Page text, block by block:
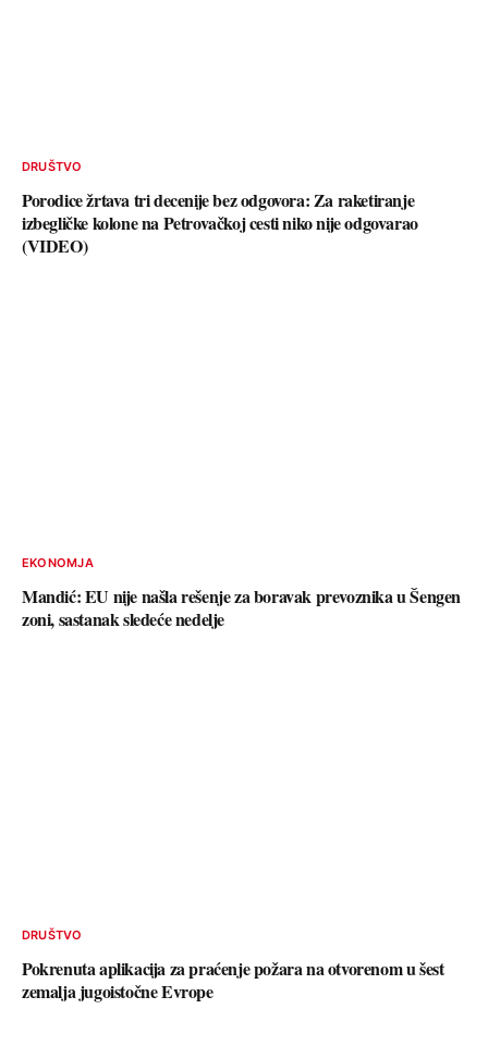
DRUŠTVO
Porodice žrtava tri decenije bez odgovora: Za raketiranje
izbegličke kolone na Petrovačkoj cesti niko nije odgovarao
(VIDEO)
EKONOMJA
Mandić: EU nije našla rešenje za boravak prevoznika u Šengen
zoni, sastanak sledeće nedelje
DRUŠTVO
Pokrenuta aplikacija za praćenje požara na otvorenom u šest
zemalja jugoistočne Evrope